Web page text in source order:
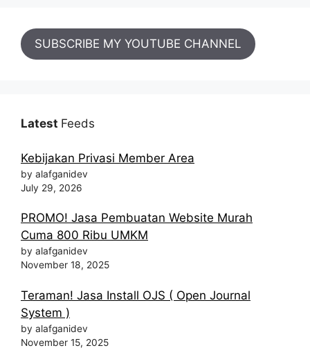
SUBSCRIBE MY YOUTUBE CHANNEL
Latest Feeds
Kebijakan Privasi Member Area
by alafganidev
July 29, 2026
PROMO! Jasa Pembuatan Website Murah
Cuma 800 Ribu UMKM
by alafganidev
November 18, 2025
Teraman! Jasa Install OJS ( Open Journal
System )
by alafganidev
November 15, 2025